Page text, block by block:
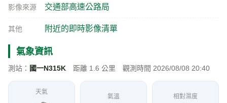
影像來源 交通部高速公路局
其他 附近的即時影像清單
氣象資訊
測站： 國一N315K 距離 1.6 公里 觀測時間 2026/08/08 20:40
天氣
氣溫 相對濕度